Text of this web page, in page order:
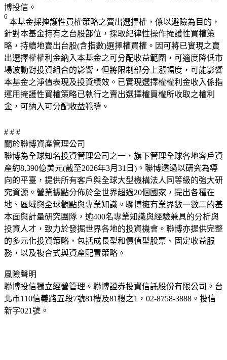
博投信。
6
本基金採掩護性買權策略之賣出選擇權，係以避險為目的，
針對本基金持有之台股部位，採取紀律性操作掩護性買權策
略，持續地賣出台股(含指數)選擇權買權。因可將已實現之賣
出選擇權權利金納入本基金之可分配收益範圍，可適度降低市
場波動對投資組合的影響，但將限制部分上漲幅度，可能影響
本基金之淨值表現及投資績效。已實現選擇權權利金收入係指
運用掩護性買權策略已執行之賣出選擇權買權所收取之權利
金，可納入可分配收益範疇。
# # #
關於聯博資產管理公司
聯博為全球知名投資管理公司之一，旗下管理全球各地客戶資
產約8,390億美元(截至2026年3月31日)。聯博透過以研究為導
向的平臺，提供所有客戶與全球大型機構法人同等級的強大研
究資源。營業據點分佈於全世界超過20個國家，提出各種在
地、區域與全球觀點與專業知識。聯博擁有業界數一數二的基
本面與計量研究團隊，逾400名專業知識與經驗兼具的分析與
投資人才，致力於發掘世界各地的投資機會。聯博亦提供完整
的多元化投資策略，包括成長型和價值型股票、固定收益服
務，以及複合式與資產配置策略。
風險聲明
聯博投信獨立經營管理。聯博證券投資信託股份有限公司。台
北市110信義路五段7號81樓及81樓之1，02-8758-3888。投信
新字021號。